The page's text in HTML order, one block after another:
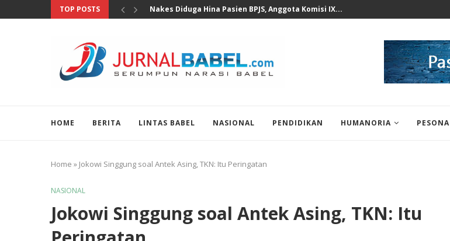
TOP POSTS MKD DPR Segera Bahas Laporan KWP Terhadap Deddy...
HOME BERITA LINTAS BABEL NASIONAL PENDIDIKAN HUMANORIA PESONA
Home » Jokowi Singgung soal Antek Asing, TKN: Itu Peringatan
NASIONAL
Jokowi Singgung soal Antek Asing, TKN: Itu